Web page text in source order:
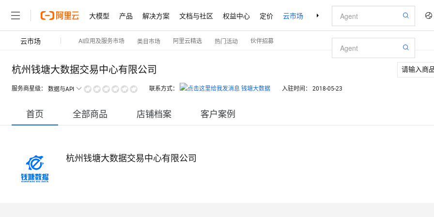
大模型 产品 解决方案 文档与社区 权益中心 定价 云市场 合作伙伴 支持与服务 了解阿里云
云市场 AI应用及服务市场 类目市场 阿里云精选 热门活动 伙伴招募
杭州钱塘大数据交易中心有限公司
服务商星级： 数据与API 联系方式： 钱塘大数据 入驻时间： 2018-05-23
首页 全部商品 店铺档案 客户案例
杭州钱塘大数据交易中心有限公司